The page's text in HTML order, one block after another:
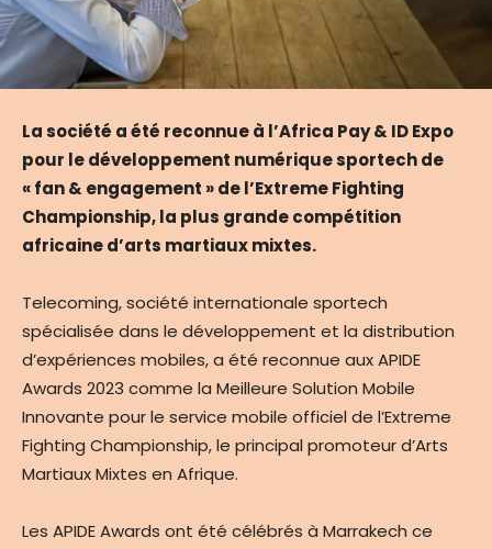
La société a été reconnue à l’Africa Pay & ID Expo
pour le développement numérique sportech de
« fan & engagement » de l’Extreme Fighting
Championship, la plus grande compétition
africaine d’arts martiaux mixtes.
Telecoming, société internationale sportech
spécialisée dans le développement et la distribution
d’expériences mobiles, a été reconnue aux APIDE
Awards 2023 comme la Meilleure Solution Mobile
Innovante pour le service mobile officiel de l’Extreme
Fighting Championship, le principal promoteur d’Arts
Martiaux Mixtes en Afrique.
Les APIDE Awards ont été célébrés à Marrakech ce